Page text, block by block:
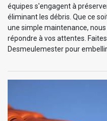
équipes s'engagent à
éliminant les débris. Que ce
une simple maintenance,
répondre à vos attentes.
Desmeulemester pour